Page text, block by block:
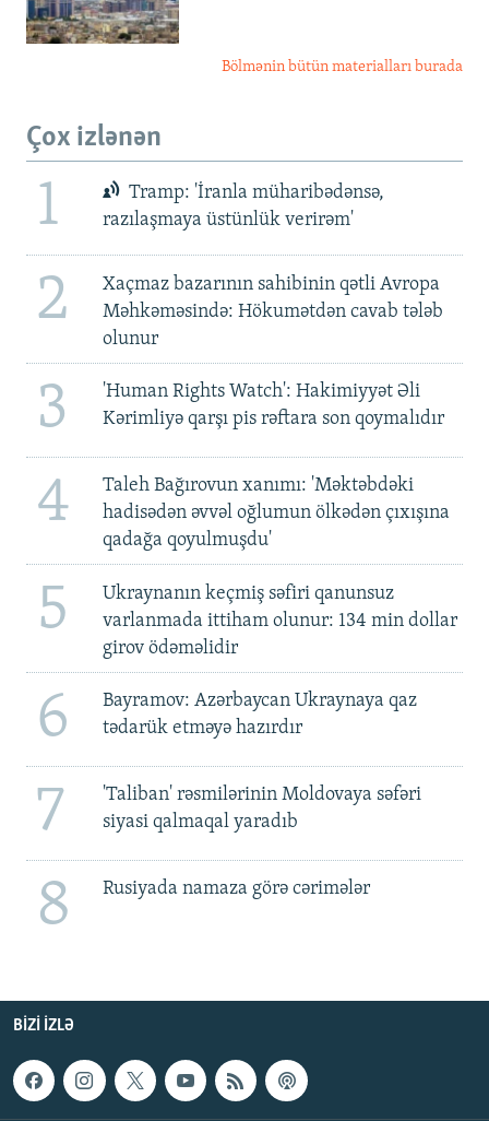
Bölmənin bütün materialları burada
Çox izlənən
1
Tramp: 'İranla müharibədənsə,
razılaşmaya üstünlük verirəm'
2
Xaçmaz bazarının sahibinin qətli Avropa
Məhkəməsində: Hökumətdən cavab tələb
olunur
3
'Human Rights Watch': Hakimiyyət Əli
Kərimliyə qarşı pis rəftara son qoymalıdır
4
Taleh Bağırovun xanımı: 'Məktəbdəki
hadisədən əvvəl oğlumun ölkədən çıxışına
qadağa qoyulmuşdu'
5
Ukraynanın keçmiş səfiri qanunsuz
varlanmada ittiham olunur: 134 min dollar
girov ödəməlidir
6
Bayramov: Azərbaycan Ukraynaya qaz
tədarük etməyə hazırdır
7
'Taliban' rəsmilərinin Moldovaya səfəri
siyasi qalmaqal yaradıb
8 Rusiyada namaza görə cərimələr
BIZI IZLƏ